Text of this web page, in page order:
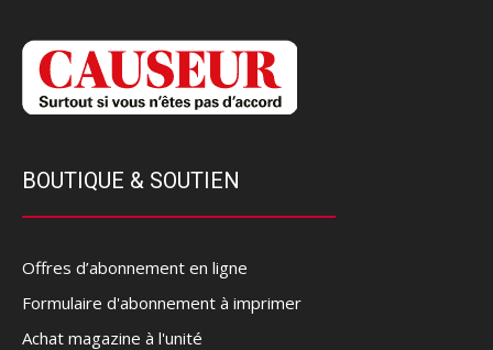
BOUTIQUE & SOUTIEN
Offres d’abonnement en ligne
Formulaire d'abonnement à imprimer
Achat magazine à l'unité